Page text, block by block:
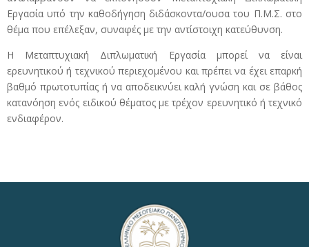
Εργασία υπό την καθοδήγηση διδάσκοντα/ουσα του Π.Μ.Σ. στο
θέμα που επέλεξαν, συναφές με την αντίστοιχη κατεύθυνση.
Η Μεταπτυχιακή Διπλωματική Εργασία μπορεί να είναι
ερευνητικού ή τεχνικού περιεχομένου και πρέπει να έχει επαρκή
βαθμό πρωτοτυπίας ή να αποδεικνύει καλή γνώση και σε βάθος
κατανόηση ενός ειδικού θέματος με τρέχον ερευνητικό ή τεχνικό
ενδιαφέρον.